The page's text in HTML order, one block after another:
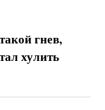
гнев,
хулить